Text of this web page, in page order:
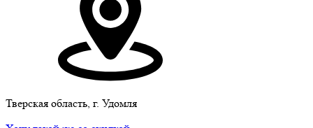
Тверская область, г. Удомля